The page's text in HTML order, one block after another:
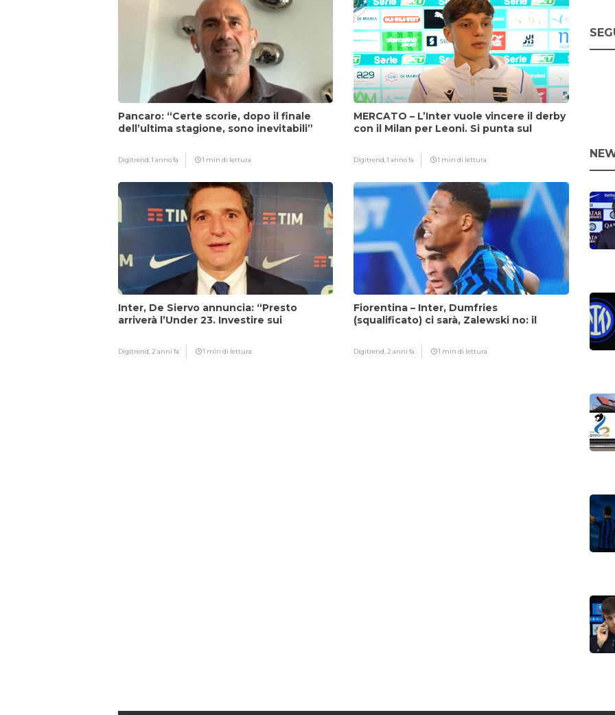
Pancaro: “Certe scorie, dopo il finale
dell’ultima stagione, sono inevitabili”
Digitrend,1 anno fa 1 min di lettura
MERCATO – L’Inter vuole vincere il derby
con il Milan per Leoni. Si punta sul
Digitrend,1 anno fa 1 min di lettura
Inter, De Siervo annuncia: “Presto
arriverà l’Under 23. Investire sui
Digitrend,2 anni fa 1 min di lettura
Fiorentina – Inter, Dumfries
(squalificato) ci sarà, Zalewski no: il
Digitrend,2 anni fa 1 min di lettura